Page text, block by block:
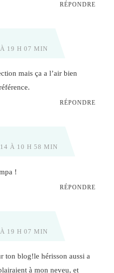
RÉPONDRE
19 H 07 MIN
mais ça a l’air bien
RÉPONDRE
À 10 H 58 MIN
!
RÉPONDRE
19 H 07 MIN
ton blog!le hérisson aussi a
à mon neveu, et